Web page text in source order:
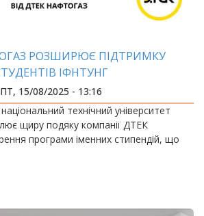
РОЗШИРЮЄ ПІДТРИМКУ
ІФНТУНГ
ПТ, 15/08/2025 - 13:16
технічний університет
щиру подяку компанії ДТЕК
програми іменних стипендій, що